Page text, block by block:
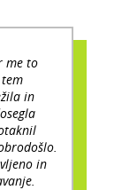
me to
in
in